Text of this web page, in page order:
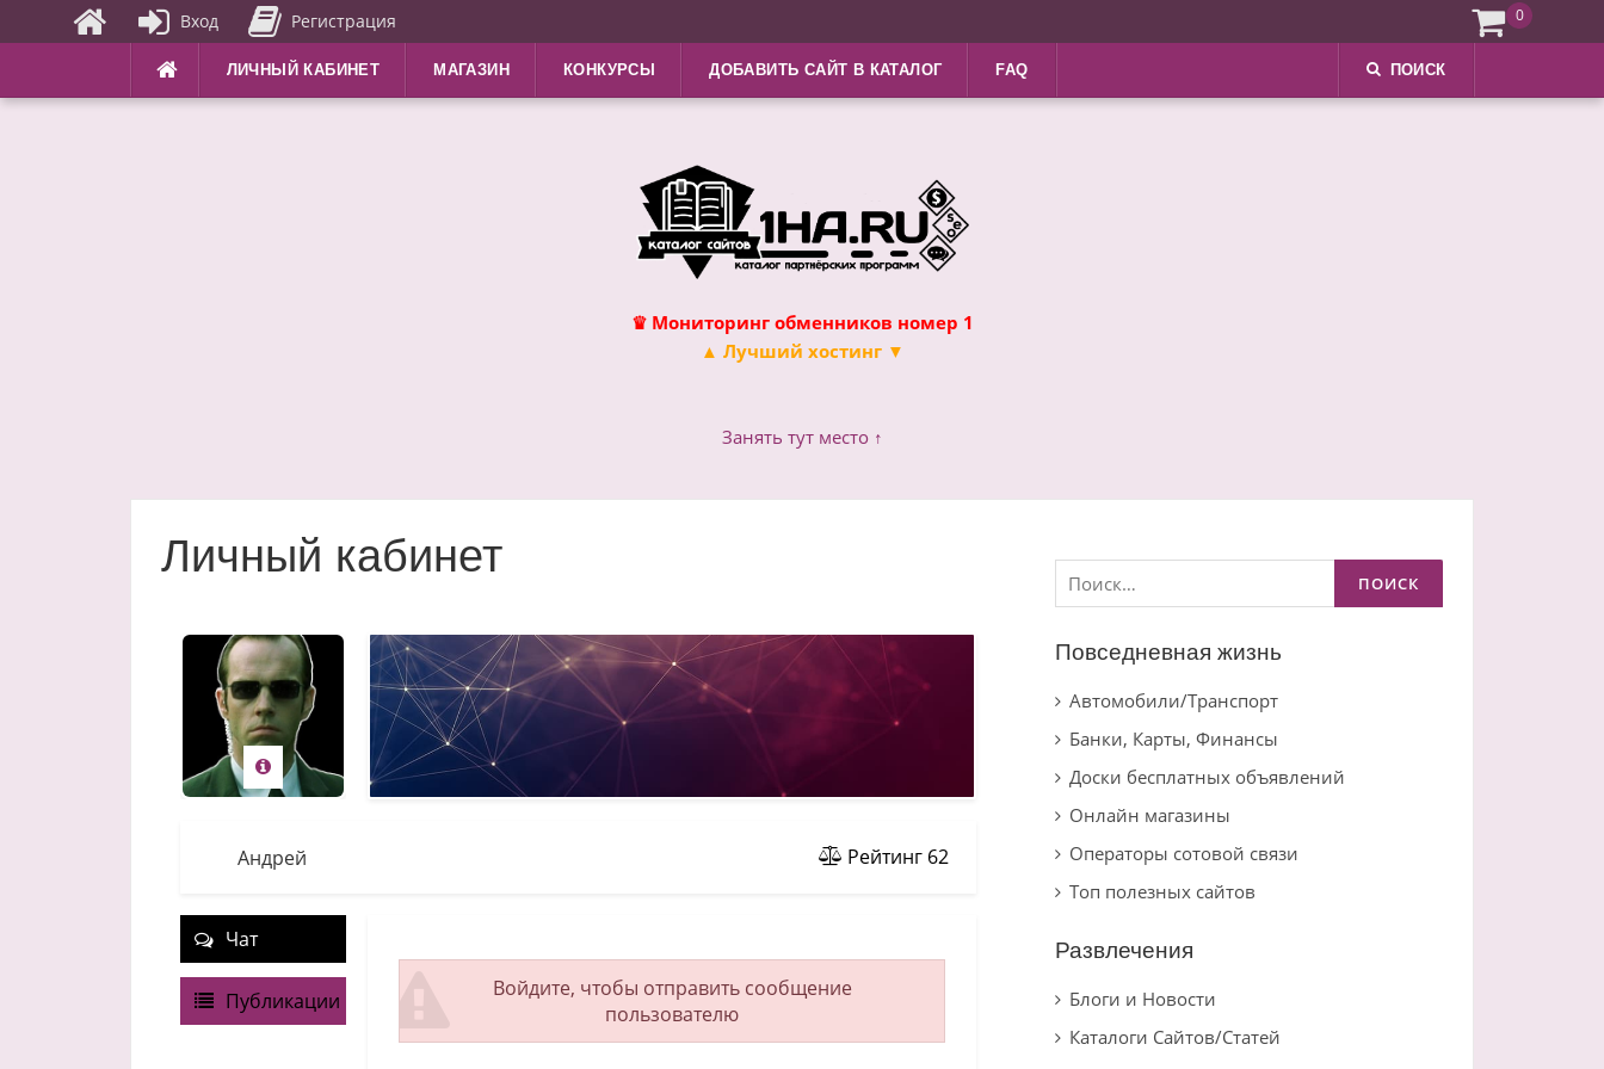
ЛИЧНЫЙ КАБИНЕТ МАГАЗИН КОНКУРСЫ ДОБАВИТЬ САЙТ В КАТАЛОГ FAQ ПОИСК
♛ Мониторинг обменников номер 1
▲ Лучший хостинг ▼
Занять тут место ↑
Личный кабинет
Андрей Рейтинг 62
Чат
Публикации
Войдите, чтобы отправить сообщение
пользователю
Найти:
Повседневная жизнь
Автомобили/Транспорт
Банки, Карты, Финансы
Доски бесплатных объявлений
Онлайн магазины
Операторы сотовой связи
Топ полезных сайтов
Развлечения
Блоги и Новости
Каталоги Сайтов/Статей
Вход Регистрация 0